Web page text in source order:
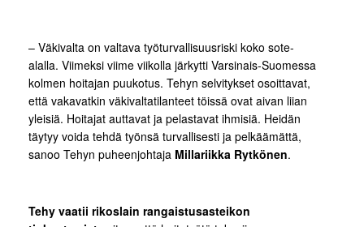
– Väkivalta on valtava työturvallisuusriski koko sote-
alalla. Viimeksi viime viikolla järkytti Varsinais-Suomessa
kolmen hoitajan puukotus. Tehyn selvitykset osoittavat,
että vakavatkin väkivaltatilanteet töissä ovat aivan liian
yleisiä. Hoitajat auttavat ja pelastavat ihmisiä. Heidän
täytyy voida tehdä työnsä turvallisesti ja pelkäämättä,
sanoo Tehyn puheenjohtaja Millariikka Rytkönen.
Tehy vaatii rikoslain rangaistusasteikon